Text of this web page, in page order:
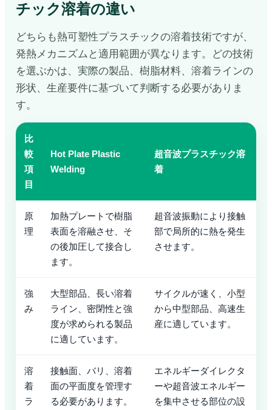
チック溶着の違い
どちらも熱可塑性プラスチックの溶着技術ですが、
発熱メカニズムと適用範囲が異なります。どの技術
を選ぶかは、実際の製品、樹脂材料、溶着ラインの
形状、生産要件に基づいて判断する必要がありま
す。
比
較
項
目
Hot Plate Plastic
Welding
超音波プラスチック溶
着
原
理
加熱プレートで樹脂
表面を溶融させ、そ
の後加圧して接合し
ます。
超音波振動により接触
部で局所的に熱を発生
させます。
強
み
大型部品、長い溶着
ライン、密閉性と強
度が求められる製品
に適しています。
サイクルが速く、小型
から中型部品、高速生
産に適しています。
溶
着
ラ
接触面、バリ、溶着
面の平面度を管理す
る必要があります。
エネルギーダイレクタ
ーや超音波エネルギー
を集中させる部位の設